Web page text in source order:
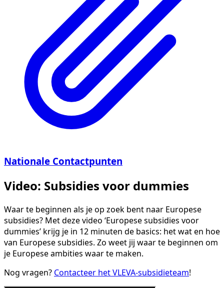
Nationale Contactpunten
Video: Subsidies voor dummies
Waar te beginnen als je op zoek bent naar Europese
subsidies? Met deze video ‘Europese subsidies voor
dummies’ krijg je in 12 minuten de basics: het wat en hoe
van Europese subsidies. Zo weet jij waar te beginnen om
je Europese ambities waar te maken.
Nog vragen? Contacteer het VLEVA-subsidieteam!